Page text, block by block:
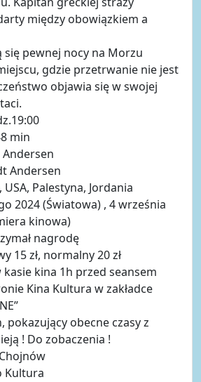
między obowiązkiem a
pewnej nocy na Morzu
gdzie przetrwanie nie jest
objawia się w swojej
min
Andersen
Palestyna, Jordania
2024 (Światowa) , 4 września
kinowa)
nagrodę
15 zł, normalny 20 zł
kina 1h przed seansem
Kina Kultura w zakładce
pokazujący obecne czasy z
! Do zobaczenia !
Kultura